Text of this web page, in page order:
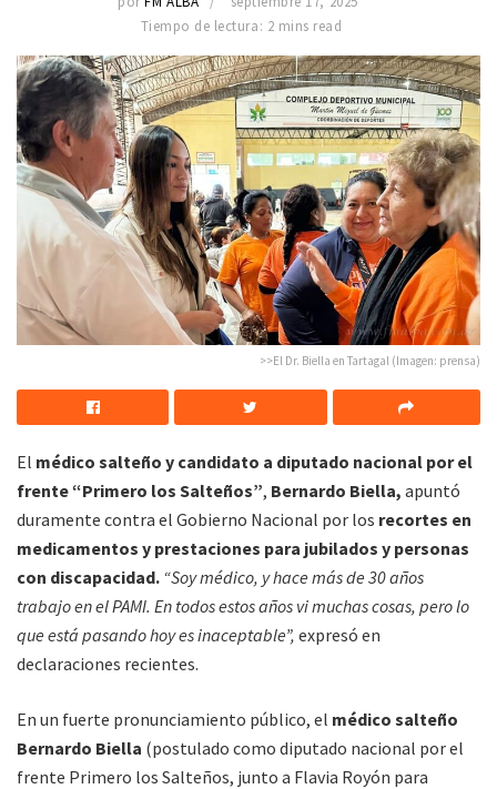
Tiempo de lectura: 2 mins read
>>El Dr. Biella en Tartagal (Imagen: prensa)
El médico salteño y candidato a diputado nacional por el
frente “Primero los Salteños”, Bernardo Biella, apuntó
duramente contra el Gobierno Nacional por los recortes en
medicamentos y prestaciones para jubilados y personas
con discapacidad. “Soy médico, y hace más de 30 años
trabajo en el PAMI. En todos estos años vi muchas cosas, pero lo
que está pasando hoy es inaceptable”, expresó en
declaraciones recientes.
En un fuerte pronunciamiento público, el médico salteño
Bernardo Biella (postulado como diputado nacional por el
frente Primero los Salteños, junto a Flavia Royón para